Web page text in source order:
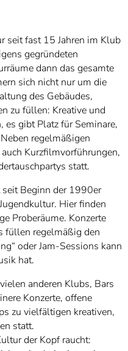
seit fast 15 Jahren im Klub
gegründeten
dann das gesamte
sich nicht nur um die
des Gebäudes,
zu füllen: Kreative und
es gibt Platz für Seminare,
regelmäßigen
Kurzfilmvorführungen,
statt.
seit Beginn der 1990er
Hier finden
Proberäume. Konzerte
füllen regelmäßig den
oder Jam-Sessions kann
hat.
anderen Klubs, Bars
Konzerte, offene
zu vielfältigen kreativen,
statt.
der Kopf raucht: